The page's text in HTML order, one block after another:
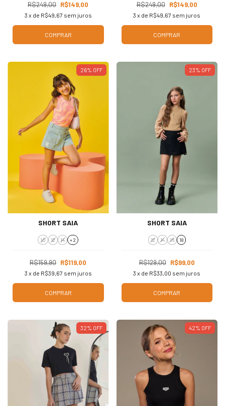
R$249,00 R$149,00
3 x de R$49,67 sem juros
COMPRAR
R$249,00 R$149,00
3 x de R$49,67 sem juros
COMPRAR
26% OFF
SHORT SAIA
10 12 14 + 2
R$159,90 R$119,00
3 x de R$39,67 sem juros
COMPRAR
23% OFF
SHORT SAIA
12 14 16 18
R$129,00 R$99,00
3 x de R$33,00 sem juros
COMPRAR
32% OFF 42% OFF